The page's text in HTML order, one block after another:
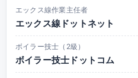
エックス線作業主任者
エックス線ドットネット
ボイラー技士（2級）
ボイラー技士ドットコム